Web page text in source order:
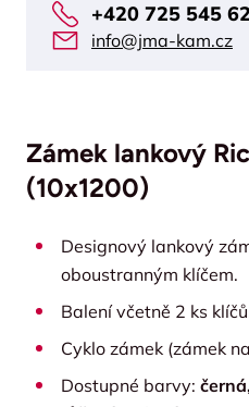
+420 725 545
info@jma-kam.cz
Zámek lankový
(10x1200)
Designový lankový
oboustranným klíčem.
Balení včetně 2 ks
Cyklo zámek (zámek
Dostupné barvy: